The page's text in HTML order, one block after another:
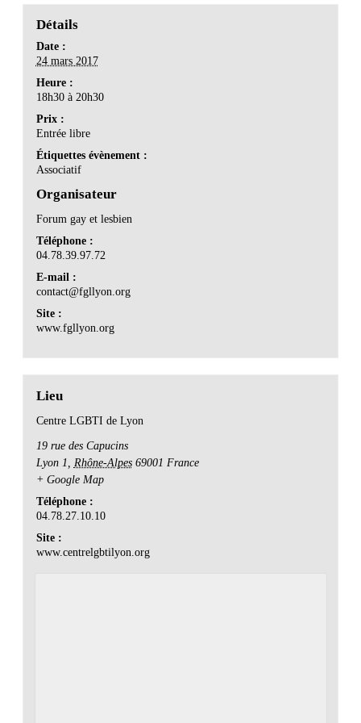
Détails
Date :
24 mars 2017
Heure :
18h30 à 20h30
Prix :
Entrée libre
Étiquettes évènement :
Associatif
Organisateur
Forum gay et lesbien
Téléphone :
04.78.39.97.72
E-mail :
contact@fgllyon.org
Site :
www.fgllyon.org
Lieu
Centre LGBTI de Lyon
19 rue des Capucins
Lyon 1
Rhône-Alpes 69001 France
+ Google Map
Téléphone :
04.78.27.10.10
Site :
www.centrelgbtilyon.org